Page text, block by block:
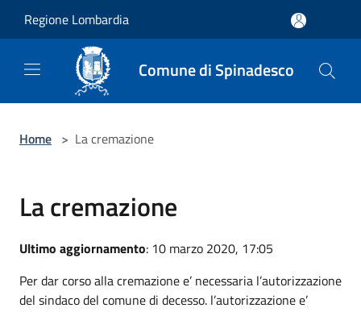
Regione Lombardia
Comune di Spinadesco
Home > La cremazione
La cremazione
Ultimo aggiornamento: 10 marzo 2020, 17:05
Per dar corso alla cremazione e’ necessaria l’autorizzazione
del sindaco del comune di decesso. l’autorizzazione e’